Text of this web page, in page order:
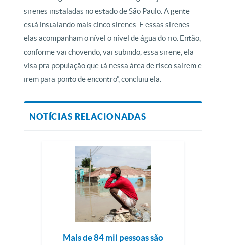
sirenes instaladas no estado de São Paulo. A gente
está instalando mais cinco sirenes. E essas sirenes
elas acompanham o nível o nível de água do rio. Então,
conforme vai chovendo, vai subindo, essa sirene, ela
visa pra população que tá nessa área de risco saírem e
irem para ponto de encontro”, concluiu ela.
NOTÍCIAS RELACIONADAS
Mais de 84 mil pessoas são